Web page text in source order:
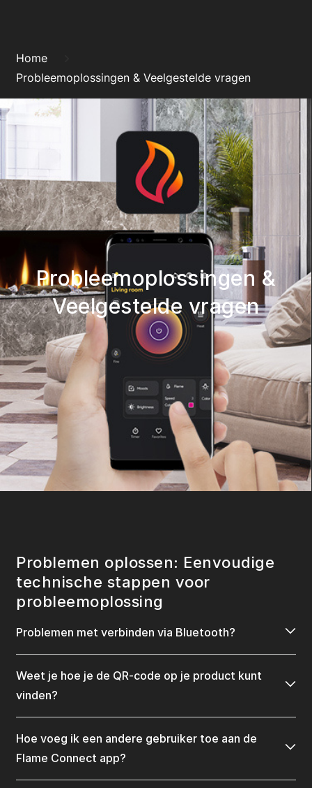
Home
Probleemoplossingen & Veelgestelde vragen
Probleemoplossingen &
Veelgestelde vragen
Problemen oplossen: Eenvoudige
technische stappen voor
probleemoplossing
Problemen met verbinden via Bluetooth?
Weet je hoe je de QR-code op je product kunt
vinden?
Hoe voeg ik een andere gebruiker toe aan de
Flame Connect app?